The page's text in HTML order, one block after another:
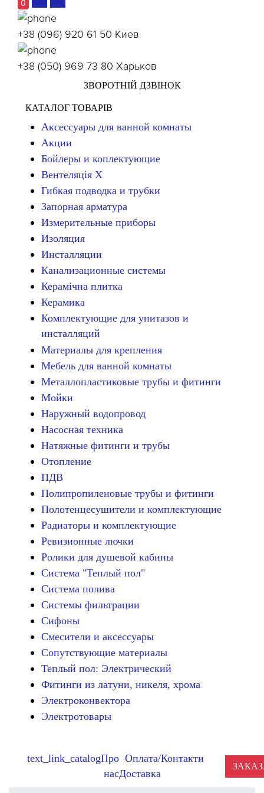
0
+38 (096) 920 61 50 Киев
+38 (050) 969 73 80 Харьков
ЗВОРОТНІЙ ДЗВІНОК
КАТАЛОГ ТОВАРІВ
Аксессуары для ванной комнаты
Акции
Бойлеры и коплектующие
Вентеляція Х
Гибкая подводка и трубки
Запорная арматура
Измерительные приборы
Изоляция
Инсталляции
Канализационные системы
Керамічна плитка
Керамика
Комплектующие для унитазов и
инсталляций
Материалы для крепления
Мебель для ванной комнаты
Металлопластиковые трубы и фитинги
Мойки
Наружный водопровод
Насосная техника
Натяжные фитинги и трубы
Отопление
ПДВ
Полипропиленовые трубы и фитинги
Полотенцесушители и комплектующие
Радиаторы и комплектующие
Ревизионные лючки
Ролики для душевой кабины
Система "Теплый пол"
Система полива
Системы фильтрации
Сифоны
Смесители и аксессуары
Сопутствующие материалы
Теплый пол: Электрический
Фитинги из латуни, никеля, хрома
Электроконвектора
Электротовары
text_link_catalogПро
нас
Оплата/
Доставка
Контакти